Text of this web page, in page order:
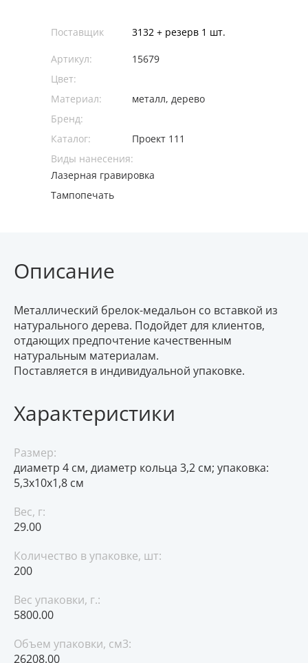
Поставщик 3132 + резерв 1 шт.
Артикул:
15679
Цвет:
Материал:
металл, дерево
Бренд:
Каталог:
Проект 111
Виды нанесения:
Лазерная гравировка
Тампопечать
Описание
Металлический брелок-медальон со вставкой из
натурального дерева. Подойдет для клиентов,
отдающих предпочтение качественным
натуральным материалам.
Поставляется в индивидуальной упаковке.
Характеристики
Размер:
диаметр 4 см, диаметр кольца 3,2 см; упаковка:
5,3x10x1,8 см
Вес, г:
29.00
Количество в упаковке, шт:
200
Вес упаковки, г.:
5800.00
Объем упаковки, см3:
26208.00